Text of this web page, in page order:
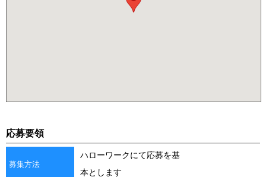
応募要領
募集方法
ハローワークにて応募を基
本とします